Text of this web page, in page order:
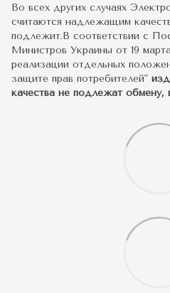
Во всех других случаях
считаются надлежащим
подлежит.В соответствии с
Министров Украины от 19
реализации отдельных
защите прав потребителей"
качества не подлежат обмену,